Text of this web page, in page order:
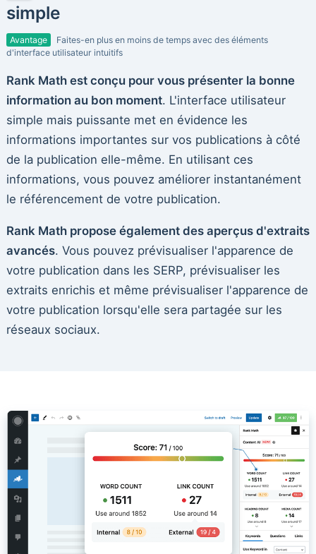
simple
Avantage
Faites-en plus en moins de temps avec des éléments
d'interface utilisateur intuitifs
Rank Math est conçu pour vous présenter la bonne
information au bon moment. L'interface utilisateur
simple mais puissante met en évidence les
informations importantes sur vos publications à côté
de la publication elle-même. En utilisant ces
informations, vous pouvez améliorer instantanément
le référencement de votre publication.
Rank Math propose également des aperçus d'extraits
avancés. Vous pouvez prévisualiser l'apparence de
votre publication dans les SERP, prévisualiser les
extraits enrichis et même prévisualiser l'apparence de
votre publication lorsqu'elle sera partagée sur les
réseaux sociaux.